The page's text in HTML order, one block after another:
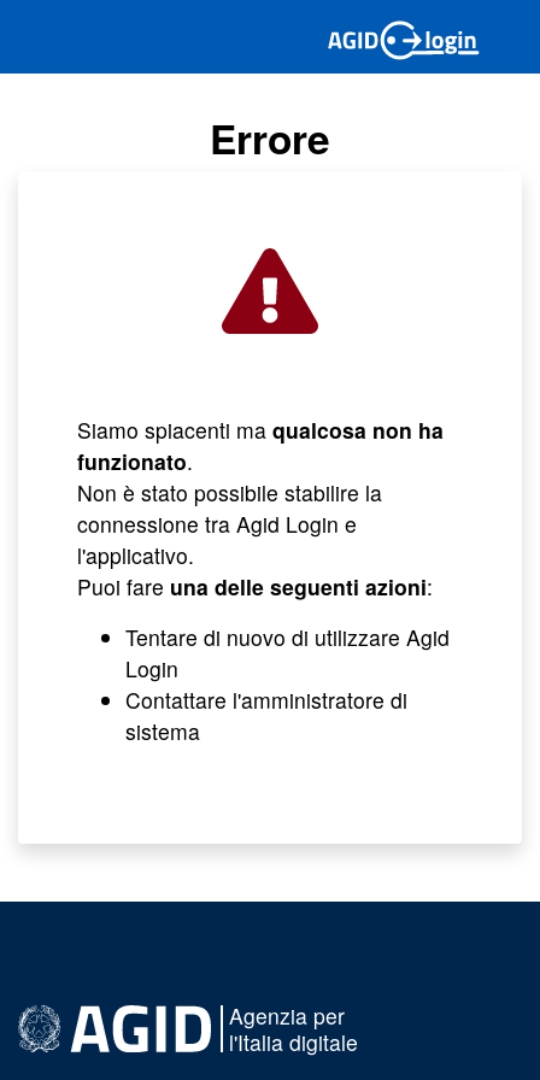
Errore
Siamo spiacenti ma qualcosa non ha
funzionato.
Non è stato possibile stabilire la
connessione tra Agid Login e
l'applicativo.
Puoi fare una delle seguenti azioni:
Tentare di nuovo di utilizzare Agid
Login
Contattare l'amministratore di
sistema
Agenzia per
l'Italia digitale